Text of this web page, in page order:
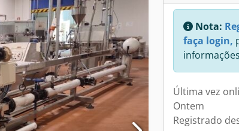
Nota:
faça login,
Última vez
Ontem
Registrado